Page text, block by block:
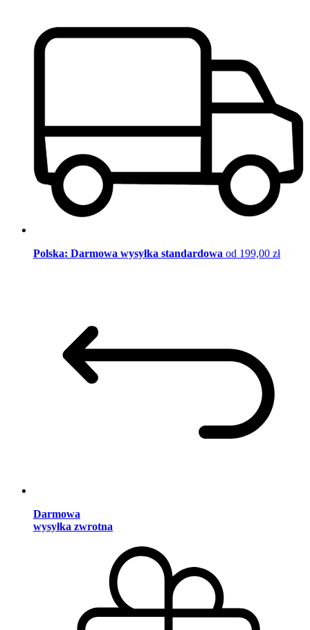
Polska: Darmowa wysyłka standardowa od 199,00 zł
Darmowa
wysyłka zwrotna